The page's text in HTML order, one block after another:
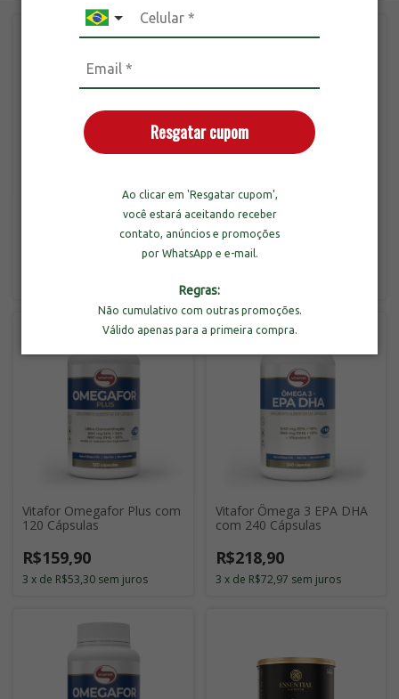
Resgatar cupom
Ao clicar em 'Resgatar cupom',
você estará aceitando receber
contato, anúncios e promoções
por WhatsApp e e-mail.
Regras:
Não cumulativo com outras promoções.
Válido apenas para a primeira compra.
Vitafor Coenzima Q10
200mg com 120 Cápsulas
Combo 3un de Omegafor
Plus com 120 Cápsulas
- 31%OFF
R$329,70
Vitafor Omegafor Plus com
120 Cápsulas
R$159,90
3 x de R$53,30 sem juros
Vitafor Ômega 3 EPA DHA
com 240 Cápsulas
R$218,90
3 x de R$72,97 sem juros